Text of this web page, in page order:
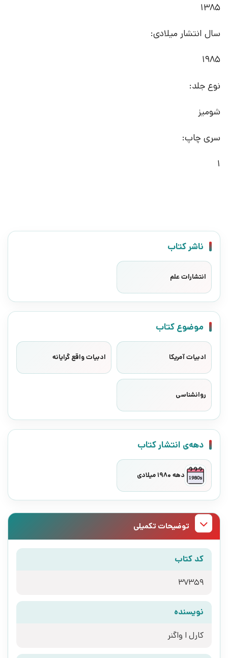
1385
سال انتشار میلادی:
1985
نوع جلد:
شومیز
سری چاپ:
1
ناشر کتاب
انتشارات علم
موضوع کتاب
ادبیات آمریکا ادبیات واقع گرایانه
روانشناسی
دهه‌ی انتشار کتاب
دهه 1980 میلادی
توضیحات تکمیلی
کد کتاب
37359
نویسنده
کارل ا واگنر